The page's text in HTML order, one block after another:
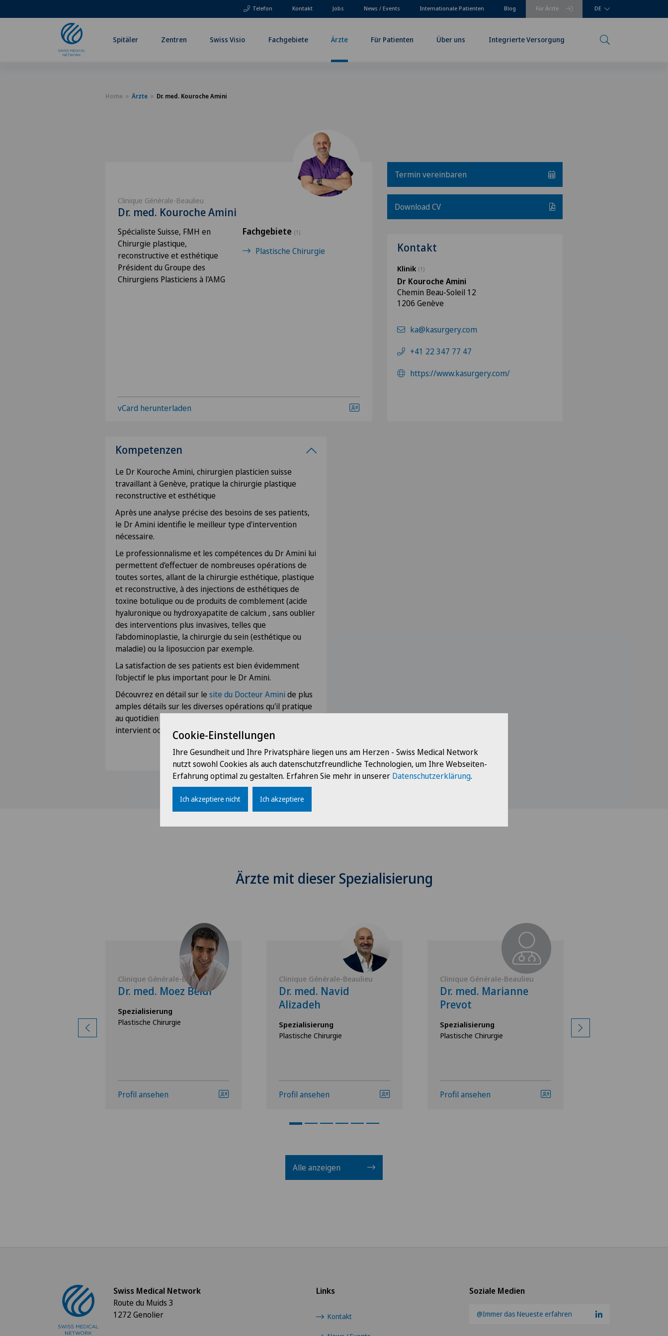
Telefon Für Ärzte
Kontakt Jobs News / Events Internationale Patienten Blog DE
Spitäler Zentren Swiss Visio Fachgebiete Ärzte Für Patienten Über uns Integrierte Versorgung
Home Ärzte Dr. med. Kouroche Amini
Clinique Générale-Beaulieu
Dr. med. Kouroche Amini
Spécialiste Suisse, FMH en
Chirurgie plastique,
reconstructive et esthétique
Président du Groupe des
Chirurgiens Plasticiens à l'AMG
Fachgebiete (1)
Plastische Chirurgie
vCard herunterladen
Termin vereinbaren
Download CV
Kontakt
Klinik (1)
Dr Kouroche Amini
Chemin Beau-Soleil 12
1206 Genève
ka@kasurgery.com
+41 22 347 77 47
https://www.kasurgery.com/
Kompetenzen
Le Dr Kouroche Amini, chirurgien plasticien suisse
travaillant à Genève, pratique la chirurgie plastique
reconstructive et esthétique
Après une analyse précise des besoins de ses patients,
le Dr Amini identifie le meilleur type d'intervention
nécessaire.
Le professionnalisme et les compétences du Dr Amini lui
permettent d'effectuer de nombreuses opérations de
toutes sortes, allant de la chirurgie esthétique, plastique
et reconstructive, à des injections de esthétiques de
toxine botulique ou de produits de comblement (acide
hyaluronique ou hydroxyapatite de calcium , sans oublier
des interventions plus invasives, telles que
l'abdominoplastie, la chirurgie du sein (esthétique ou
maladie) ou la liposuccion par exemple.
La satisfaction de ses patients est bien évidemment
l'objectif le plus important pour le Dr Amini.
Découvrez en détail sur le site du Docteur Amini de plus
amples détails sur les diverses opérations qu'il pratique
au quotidien à la Clinique Générale Beaulieu à Genève. Il
intervient occasionnellement à la Clinique de Genolier.
Ärzte mit dieser Spezialisierung
Clinique Générale-Beaulieu
Dr. med. Moez Beldi
Spezialisierung
Plastische Chirurgie
Profil ansehen
Clinique Générale-Beaulieu
Dr. med. Navid
Alizadeh
Spezialisierung
Plastische Chirurgie
Profil ansehen
Clinique Générale-Beaulieu
Dr. med. Marianne
Prevot
Spezialisierung
Plastische Chirurgie
Profil ansehen
Alle anzeigen
Soziale Medien
@Immer das Neueste erfahren
Links
Kontakt
Swiss Medical Network
Route du Muids 3
1272 Genolier
Cookie-Einstellungen
Ihre Gesundheit und Ihre Privatsphäre liegen uns am Herzen - Swiss Medical Network
nutzt sowohl Cookies als auch datenschutzfreundliche Technologien, um Ihre Webseiten-
Erfahrung optimal zu gestalten. Erfahren Sie mehr in unserer Datenschutzerklärung.
Ich akzeptiere nicht Ich akzeptiere